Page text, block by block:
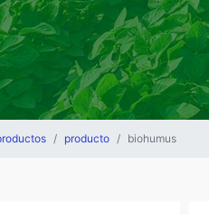
producto biohumus